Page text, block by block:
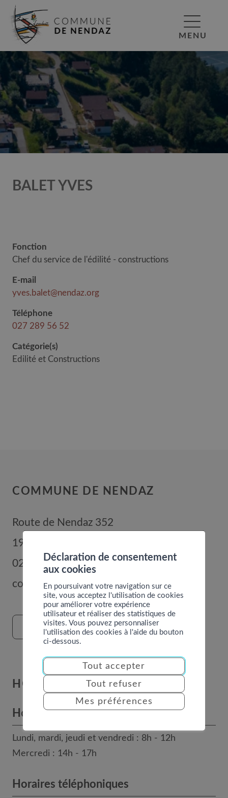
MENU
BALET YVES
Fonction
Chef du service de l'édilité - constructions
E-mail
yves.balet@nendaz.org
Téléphone
027 289 56 52
Catégorie(s)
Edilité et Constructions
COMMUNE DE NENDAZ
Route de Nendaz 352
1996
027 289 56 00
commune@nendaz.org
FORMULAIRE DE CONTACT
HORAIRES
Horaires des bureaux
Lundi, mardi, jeudi et vendredi : 8h - 12h
Mercredi : 14h - 17h
Horaires téléphoniques
Déclaration de consentement
aux cookies
En poursuivant votre navigation sur ce
site, vous acceptez l'utilisation de cookies
pour améliorer votre expérience
utilisateur et réaliser des statistiques de
visites. Vous pouvez personnaliser
l'utilisation des cookies à l'aide du bouton
ci-dessous.
Tout accepter
Tout refuser
Mes préférences